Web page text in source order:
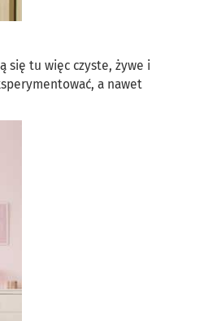
się tu więc czyste, żywe i
a nawet